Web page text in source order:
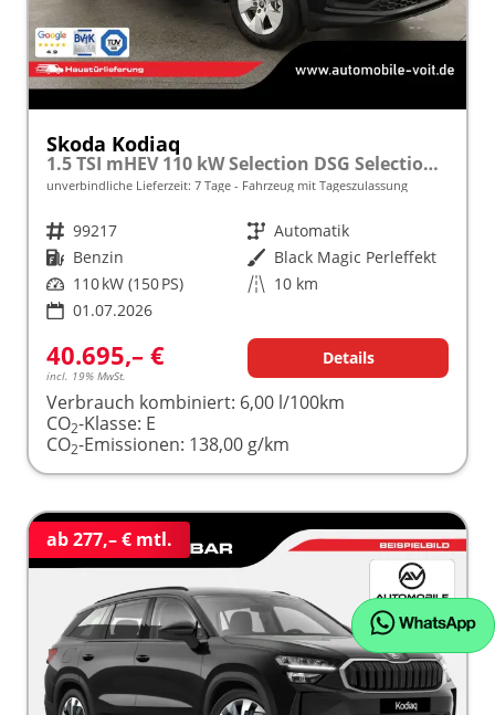
Skoda Kodiaq
1.5 TSI mHEV 110 kW Selection DSG Selection, AHK, Navi, Side, Kamera, Winter, 4 J.- Garantie
unverbindliche Lieferzeit: 7 Tage Fahrzeug mit Tageszulassung
Fahrzeugnr. 99217 Getriebe Automatik
Kraftstoff Benzin Außenfarbe Black Magic Perleffekt
Leistung 110 kW (150 PS) Kilometerstand 10 km
01.07.2026
40.695,– €
incl. 19% MwSt.
Details
Verbrauch kombiniert: 6,00 l/100km
CO2-Klasse: E
CO2-Emissionen: 138,00 g/km
ab 277,– € mtl.